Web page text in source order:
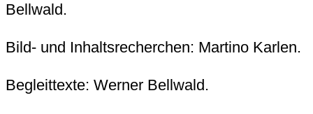
Bellwald.
Bild- und Inhaltsrecherchen: Martino Karlen.
Begleittexte: Werner Bellwald.